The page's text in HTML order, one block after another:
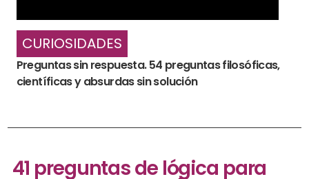
CURIOSIDADES
Preguntas sin respuesta. 54 preguntas filosóficas,
científicas y absurdas sin solución
41 preguntas de lógica para